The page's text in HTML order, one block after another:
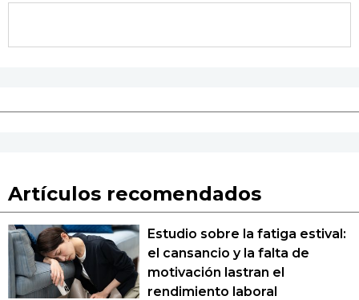
Artículos recomendados
Estudio sobre la fatiga estival:
el cansancio y la falta de
motivación lastran el
rendimiento laboral